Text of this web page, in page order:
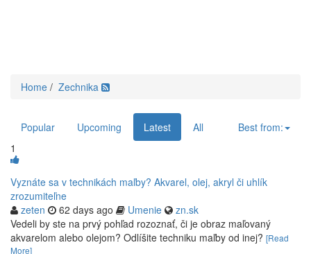
Home / Zechnika
Popular Upcoming Latest All
Best from:
1
Vyznáte sa v technikách maľby? Akvarel, olej, akryl či uhlík
zrozumiteľne
zeten
62 days ago Umenie
zn.sk
Vedeli by ste na prvý pohľad rozoznať, či je obraz maľovaný
akvarelom alebo olejom? Odlíšite techniku maľby od inej? [Read
More]